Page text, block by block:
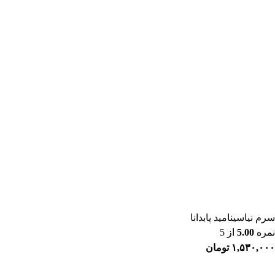
سرم نیاسینامید پابدانا
نمره 5.00 از 5
۱,۵۳۰,۰۰۰ تومان